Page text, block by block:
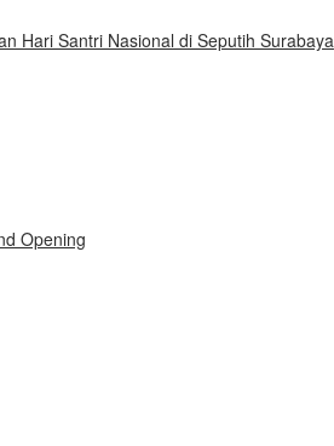
Hari Santri Nasional di Seputih Surabaya
Opening